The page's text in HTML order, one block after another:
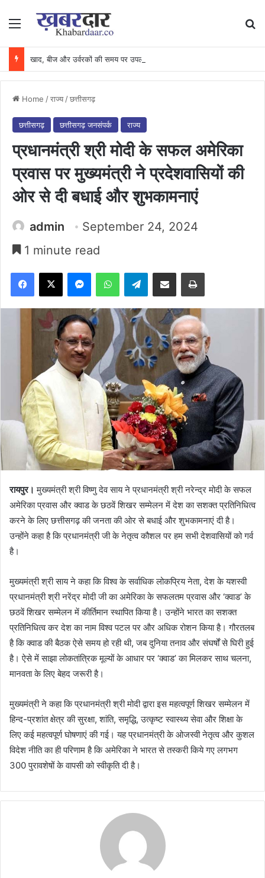
Menu
Home /राज्य /छत्तीसगढ़
छत्तीसगढ़ छत्तीसगढ़ जनसंपर्क राज्य
प्रधानमंत्री श्री मोदी के सफल अमेरिका
प्रवास पर मुख्यमंत्री ने प्रदेशवासियों की
ओर से दी बधाई और शुभकामनाएं
admin
September 24, 2024
1 minute read
Facebook
X MessengerWhatsAppTelegramShare via Email Print
रायपुर। मुख्यमंत्री श्री विष्णु देव साय ने प्रधानमंत्री श्री नरेन्द्र मोदी के सफल
अमेरिका प्रवास और क्वाड के छठवें शिखर सम्मेलन में देश का सशक्त प्रतिनिधित्व
करने के लिए छत्तीसगढ़ की जनता की ओर से बधाई और शुभकामनाएं दी है।
उन्होंने कहा है कि प्रधानमंत्री जी के नेतृत्व कौशल पर हम सभी देशवासियों को गर्व
है।
मुख्यमंत्री श्री साय ने कहा कि विश्व के सर्वाधिक लोकप्रिय नेता, देश के यशस्वी
प्रधानमंत्री श्री नरेंद्र मोदी जी का अमेरिका के सफलतम प्रवास और ‘क्वाड’ के
छठवें शिखर सम्मेलन में कीर्तिमान स्थापित किया है। उन्होंने भारत का सशक्त
प्रतिनिधित्व कर देश का नाम विश्व पटल पर और अधिक रोशन किया है। गौरतलब
है कि क्वाड की बैठक ऐसे समय हो रही थी, जब दुनिया तनाव और संघर्षों से घिरी हुई
है। ऐसे में साझा लोकतांत्रिक मूल्यों के आधार पर ‘क्वाड’ का मिलकर साथ चलना,
मानवता के लिए बेहद जरूरी है।
मुख्यमंत्री ने कहा कि प्रधानमंत्री श्री मोदी द्वारा इस महत्वपूर्ण शिखर सम्मेलन में
हिन्द-प्रशांत क्षेत्र की सुरक्षा, शांति, समृद्धि, उत्कृष्ट स्वास्थ्य सेवा और शिक्षा के
लिए कई महत्वपूर्ण घोषणाएं की गई। यह प्रधानमंत्री के ओजस्वी नेतृत्व और कुशल
विदेश नीति का ही परिणाम है कि अमेरिका ने भारत से तस्करी किये गए लगभग
300 पुरावशेषों के वापसी को स्वीकृति दी है।